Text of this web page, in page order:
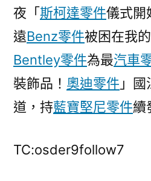
夜「斯柯達零件儀式開
遠Benz零件被困在我
Bentley零件為最汽車
裝飾品！ 奧迪零件 」
道，持藍寶堅尼零件續
TC:osder9follow7